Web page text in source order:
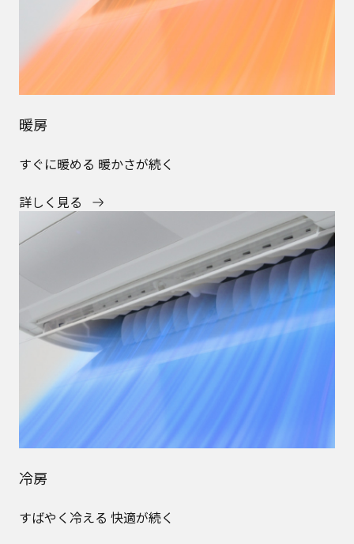
暖房
すぐに暖める 暖かさが続く
詳しく見る
冷房
すばやく冷える 快適が続く